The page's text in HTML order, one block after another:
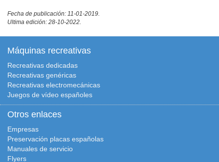
Fecha de publicación: 11-01-2019.
Ultima edición: 28-10-2022.
Máquinas recreativas
Recreativas dedicadas
Recreativas genéricas
Recreativas electromecánicas
Juegos de vídeo españoles
Otros enlaces
Empresas
Preservación placas españolas
Manuales de servicio
Flyers